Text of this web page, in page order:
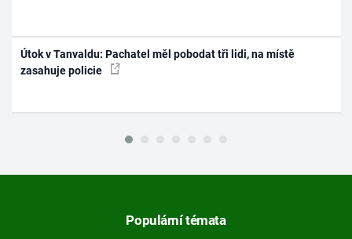
Útok v Tanvaldu: Pachatel měl pobodat tři lidi, na místě
zasahuje policie
Populární témata